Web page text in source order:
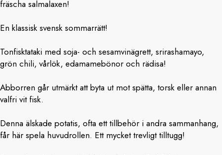
fräscha salmalaxen!
En klassisk svensk sommarrätt!
Tonfisktataki med soja- och sesamvinägrett, srirashamayo,
grön chili, vårlök, edamamebönor och rädisa!
Abborren går utmärkt att byta ut mot spätta, torsk eller annan
valfri vit fisk.
Denna älskade potatis, ofta ett tillbehör i andra sammanhang,
får här spela huvudrollen. Ett mycket trevligt tilltugg!